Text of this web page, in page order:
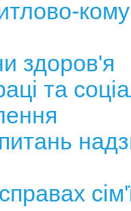
здоров'я
та